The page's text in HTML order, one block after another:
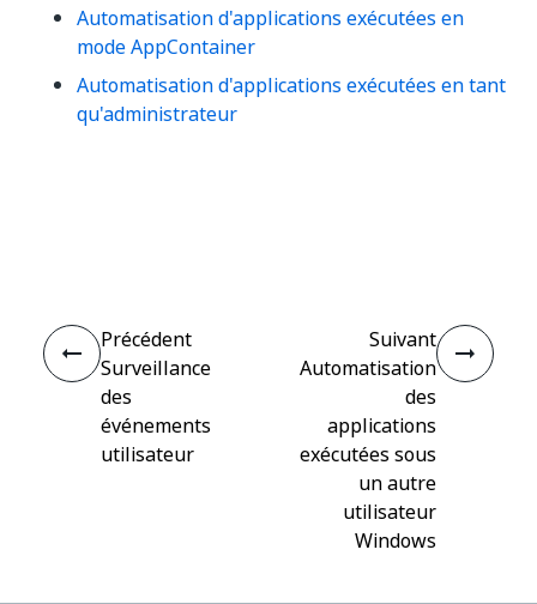
Automatisation d'applications exécutées en
mode AppContainer
Automatisation d'applications exécutées en tant
qu'administrateur
Précédent
Surveillance
des
événements
utilisateur
Suivant
Automatisation
des
applications
exécutées sous
un autre
utilisateur
Windows